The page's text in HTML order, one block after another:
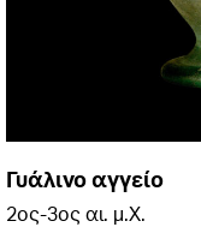
Γυάλινο αγγείο
2ος-3ος αι. μ.Χ.